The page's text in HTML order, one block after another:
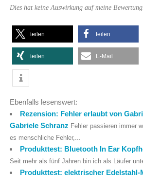
Dies hat keine Auswirkung auf meine Bewertung.
teilen teilen
teilen E-Mail
Ebenfalls lesenswert:
Rezension: Fehler erlaubt von
Gabriele Schranz Fehler passieren immer
es menschliche Fehler,...
Produkttest: Bluetooth In Ear
Seit mehr als fünf Jahren bin ich als Läufer
Produkttest: elektrischer Edelstahl-